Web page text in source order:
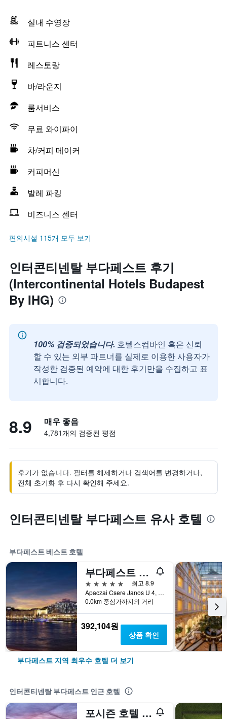
실내 수영장
피트니스 센터
레스토랑
바/라운지
룸서비스
무료 와이파이
차/커피 메이커
커피머신
발레 파킹
비즈니스 센터
편의시설 115개 모두 보기
인터콘티넨탈 부다페스트 후기
(Intercontinental Hotels Budapest
By IHG)
100% 검증되었습니다. 호텔스컴바인 혹은 신뢰
할 수 있는 외부 파트너를 실제로 이용한 사용자가
작성한 검증된 예약에 대한 후기만을 수집하고 표
시합니다.
8.9 매우 좋음
4,781개의 검증된 평점
후기가 없습니다. 필터를 해제하거나 검색어를 변경하거나,
전체 초기화 후 다시 확인해 주세요.
인터콘티넨탈 부다페스트 유사 호텔
부다페스트 베스트 호텔
부다페스트 메리어트 호텔
5성급
최고 8.9
Apaczai Csere Janos U 4, 부다페스트, 헝가리
0.0km 중심가까지의 거리
392,104원
상품 확인
부다페스트 지역 최우수 호텔 더 보기
인터콘티넨탈 부다페스트 인근 호텔
포시즌 호텔 그레셤 팰리스 부다페스트